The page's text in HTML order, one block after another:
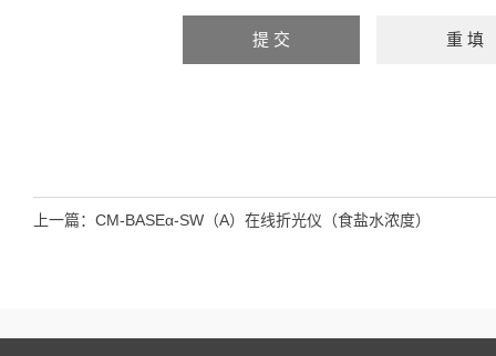
上一篇： CM-BASEα-SW（A）在线折光仪（食盐水浓度）